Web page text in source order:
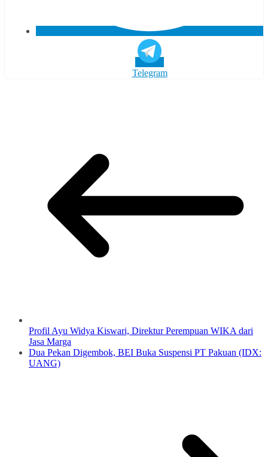
Telegram
Profil Ayu Widya Kiswari, Direktur Perempuan WIKA dari
Jasa Marga
Dua Pekan Digembok, BEI Buka Suspensi PT Pakuan (IDX:
UANG)